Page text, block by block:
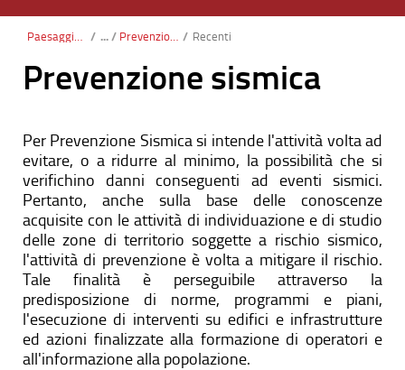
Paesaggio, Territorio, Urbanistica / Prevenzione sismica / Recenti
Prevenzione sismica
Per Prevenzione Sismica si intende l'attività volta ad
evitare, o a ridurre al minimo, la possibilità che si
verifichino danni conseguenti ad eventi sismici.
Pertanto, anche sulla base delle conoscenze
acquisite con le attività di individuazione e di studio
delle zone di territorio soggette a rischio sismico,
l'attività di prevenzione è volta a mitigare il rischio.
Tale finalità è perseguibile attraverso la
predisposizione di norme, programmi e piani,
l'esecuzione di interventi su edifici e infrastrutture
ed azioni finalizzate alla formazione di operatori e
all'informazione alla popolazione.